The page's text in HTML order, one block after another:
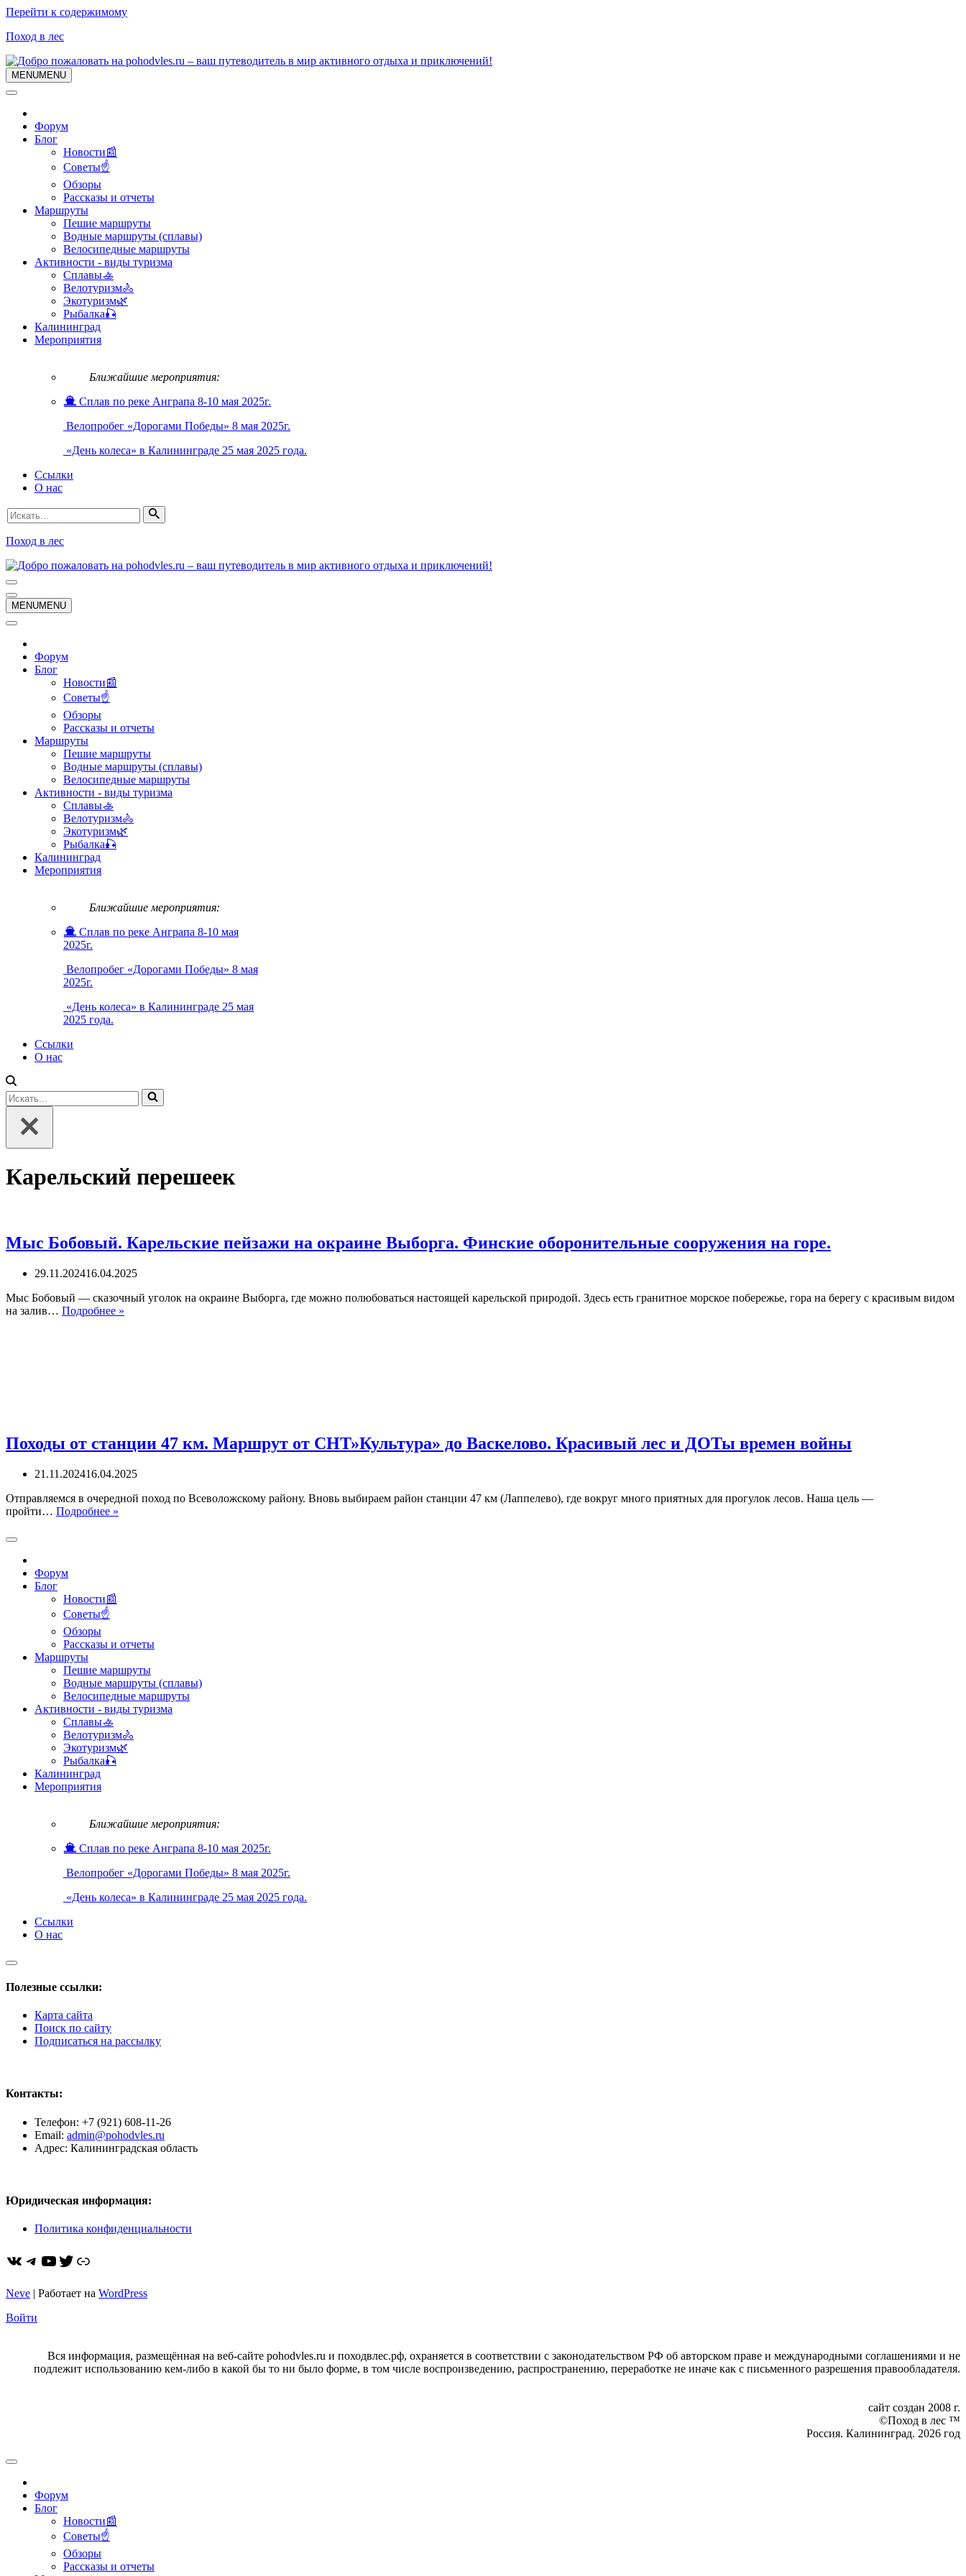
Перейти к содержимому
Поход в лес
MENUMENU
Форум
Блог
Новости📰
Советы☝
Обзоры
Рассказы и отчеты
Маршруты
Пешие маршруты
Водные маршруты (сплавы)
Велосипедные маршруты
Активности - виды туризма
Сплавы🚣
Велотуризм🚴
Экотуризм🌿
Рыбалка🎣
Калининград
Мероприятия
Ближайшие мероприятия:
Сплав по реке Анграпа 8-10 мая 2025г.
Велопробег «Дорогами Победы» 8 мая 2025г.
«День колеса» в Калининграде 25 мая 2025 года.
Ссылки
О нас
Искать...
Поход в лес
Меню
навигации
Меню
навигации
MENUMENU
Форум
Блог
Новости📰
Советы☝
Обзоры
Рассказы и отчеты
Маршруты
Пешие маршруты
Водные маршруты (сплавы)
Велосипедные маршруты
Активности - виды туризма
Сплавы🚣
Велотуризм🚴
Экотуризм🌿
Рыбалка🎣
Калининград
Мероприятия
Ближайшие мероприятия:
Сплав по реке Анграпа 8-10 мая
2025г.
Велопробег «Дорогами Победы» 8 мая
2025г.
«День колеса» в Калининграде 25 мая
2025 года.
Ссылки
О нас
Искать...
Карельский перешеек
Мыс Бобовый. Карельские пейзажи на окраине Выборга. Финские оборонительные сооружения на горе.
29.11.202416.04.2025
Мыс Бобовый — сказочный уголок на окраине Выборга, где можно полюбоваться настоящей карельской природой. Здесь есть гранитное морское побережье, гора на берегу с красивым видом
на залив… Подробнее »
на
горе.
Походы от станции 47 км. Маршрут от СНТ»Культура» до Васкелово. Красивый лес и ДОТы времен войны
21.11.202416.04.2025
Отправляемся в очередной поход по Всеволожскому району. Вновь выбираем район станции 47 км (Лаппелево), где вокруг много приятных для прогулок лесов. Наша цель —
пройти… Подробнее »
Красивый
лес
и
ДОТы
времен
войны
Форум
Блог
Новости📰
Советы☝
Обзоры
Рассказы и отчеты
Маршруты
Пешие маршруты
Водные маршруты (сплавы)
Велосипедные маршруты
Активности - виды туризма
Сплавы🚣
Велотуризм🚴
Экотуризм🌿
Рыбалка🎣
Калининград
Мероприятия
Ближайшие мероприятия:
Сплав по реке Анграпа 8-10 мая 2025г.
Велопробег «Дорогами Победы» 8 мая 2025г.
«День колеса» в Калининграде 25 мая 2025 года.
Ссылки
О нас
Полезные ссылки:
Карта сайта
Поиск по сайту
Подписаться на рассылку
Контакты:
Телефон: +7 (921) 608-11-26
Email: admin@pohodvles.ru
Адрес: Калининградская область
Юридическая информация:
Политика конфиденциальности
ВКонтакте
Telegram
YouTube
Twitter
https://dzen.ru/pohodvles
Neve | Работает на WordPress
Войти
Вся информация, размещённая на веб-сайте pohodvles.ru и походвлес.рф, охраняется в соответствии с законодательством РФ об авторском праве и международными соглашениями и не
подлежит использованию кем-либо в какой бы то ни было форме, в том числе воспроизведению, распространению, переработке не иначе как с письменного разрешения правообладателя.
сайт создан 2008 г.
©Поход в лес ™
Россия. Калининград. 2026 год
Форум
Блог
Новости📰
Советы☝
Обзоры
Рассказы и отчеты